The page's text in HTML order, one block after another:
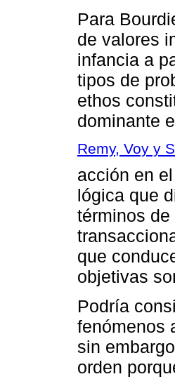
Para
de valores
infancia a
tipos de
ethos
dominante
Remy, Voy y
acción en
lógica que
términos
que
objetivas
Podría
fenómenos
sin
orden